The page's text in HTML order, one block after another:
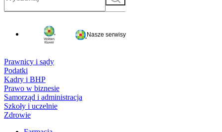
Nasze serwisy
Prawnicy i sądy
Podatki
Kadry i BHP
Prawo w biznesie
Samorząd i administracja
Szkoły i uczelnie
Zdrowie